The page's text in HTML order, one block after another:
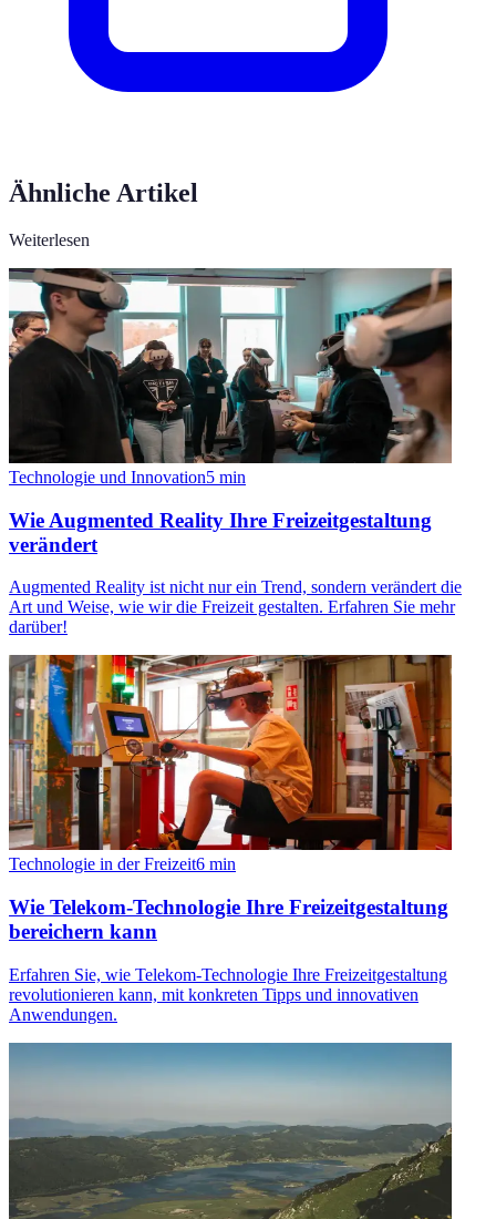
Ähnliche Artikel
Weiterlesen
Technologie und Innovation5 min
Wie Augmented Reality Ihre Freizeitgestaltung
verändert
Augmented Reality ist nicht nur ein Trend, sondern verändert die
Art und Weise, wie wir die Freizeit gestalten. Erfahren Sie mehr
darüber!
Technologie in der Freizeit6 min
Wie Telekom-Technologie Ihre Freizeitgestaltung
bereichern kann
Erfahren Sie, wie Telekom-Technologie Ihre Freizeitgestaltung
revolutionieren kann, mit konkreten Tipps und innovativen
Anwendungen.